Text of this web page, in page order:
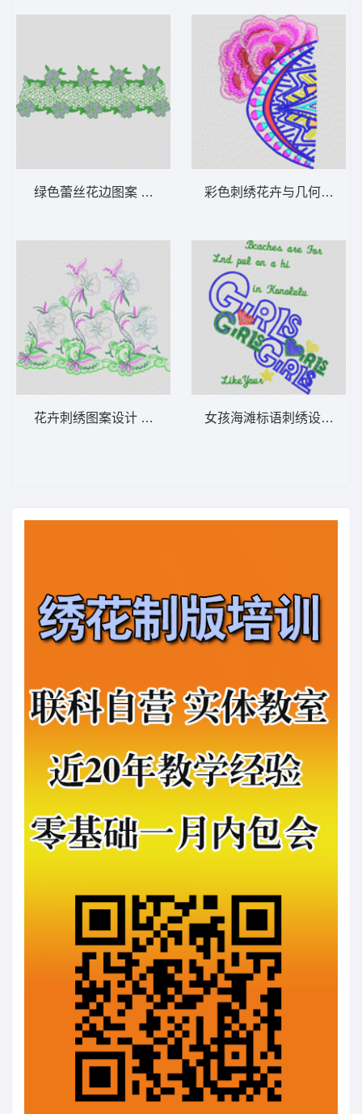
绿色蕾丝花边图案 亮片 下摆珠片大花水溶网
花卉刺绣图案设计 亮片 网布珠片
彩色刺绣花卉与几何图案
女孩海滩标语刺绣设计 字母